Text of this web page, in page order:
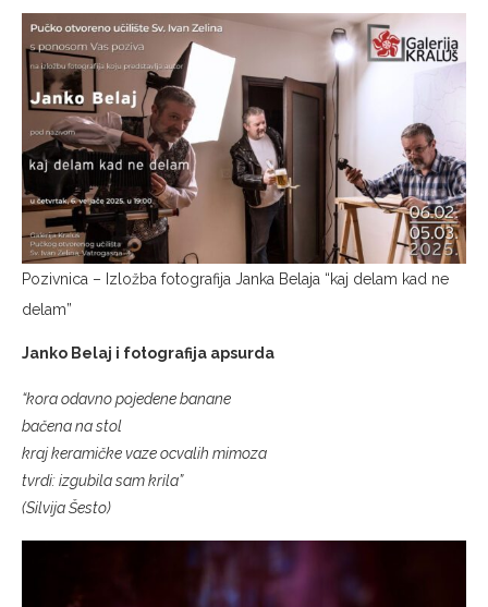
Pozivnica – Izložba fotografija Janka Belaja “kaj delam kad ne
delam”
Janko Belaj i fotografija apsurda
“kora odavno pojedene banane
bačena na stol
kraj keramičke vaze ocvalih mimoza
tvrdi: izgubila sam krila”
(Silvija Šesto)